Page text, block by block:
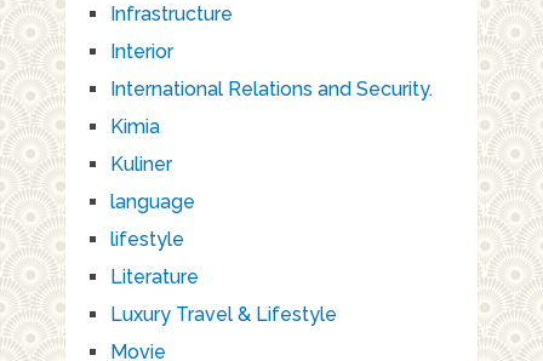
Infrastructure
Interior
International Relations and Security.
Kimia
Kuliner
language
lifestyle
Literature
Luxury Travel & Lifestyle
Movie